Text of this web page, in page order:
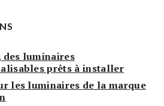
des luminaires
prêts à installer
les luminaires de la marque